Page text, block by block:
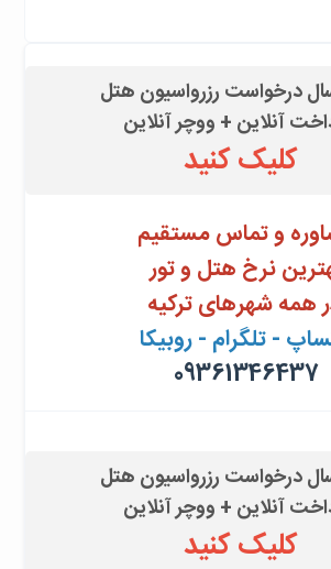
درخواست رزرواسیون هتل
آنلاین + ووچر آنلاین
و تماس مستقیم
نرخ هتل و تور
همه شهرهای ترکیه
- تلگرام - روبیکا
09361346437
درخواست رزرواسیون هتل
آنلاین + ووچر آنلاین